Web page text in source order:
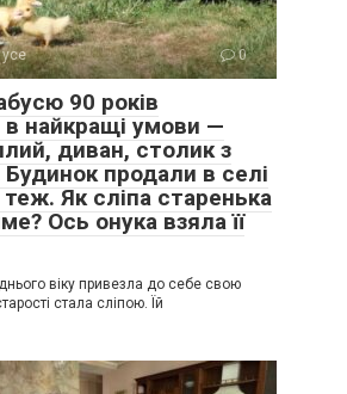
усе 0
90 років
найкращі умови —
диван, столик з
продали в селі
теж. Як сліпа старенька
Ось онука взяла її
віку привезла до себе свою
стала сліпою. Їй